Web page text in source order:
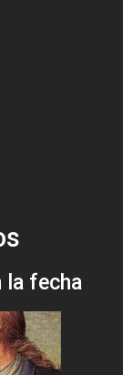
la fecha